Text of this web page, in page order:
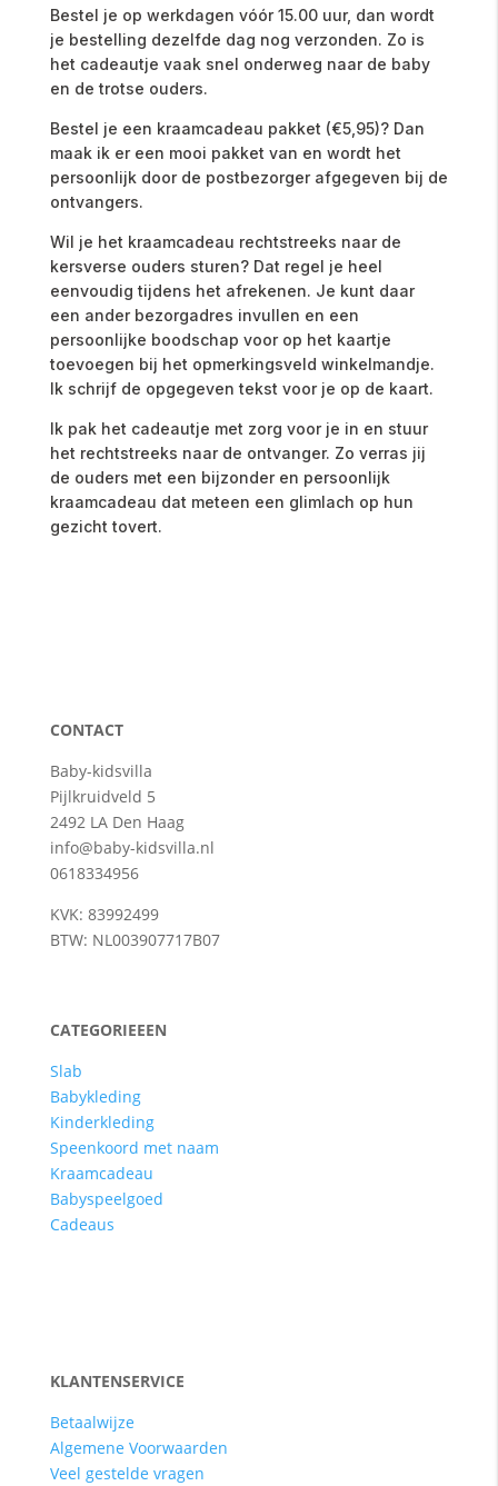
Bestel je op werkdagen vóór15.00 uur, dan wordt
je bestelling dezelfde dag nog verzonden. Zo is
het cadeautje vaak snel onderweg naar de baby
en de trotse ouders.
Bestel je een kraamcadeau pakket (€5,95)? Dan
maak ik er een mooi pakket van en wordt het
persoonlijk door de postbezorger afgegeven bij de
ontvangers.
Wil je het kraamcadeau rechtstreeks naar de
kersverse ouders sturen? Dat regel je heel
eenvoudig tijdens het afrekenen. Je kunt daar
een ander bezorgadres invullen en een
persoonlijke boodschap voor op het kaartje
toevoegen bij het opmerkingsveld winkelmandje.
Ik schrijf de opgegeven tekst voor je op de kaart.
Ik pak het cadeautje met zorg voor je in en stuur
het rechtstreeks naar de ontvanger. Zo verras jij
de ouders met een bijzonder en persoonlijk
kraamcadeau dat meteen een glimlach op hun
gezicht tovert.
CONTACT
Baby-kidsvilla
Pijlkruidveld 5
2492 LA Den Haag
info@baby-kidsvilla.nl
0618334956
KVK: 83992499
BTW: NL003907717B07
CATEGORIEEEN
Slab
Babykleding
Kinderkleding
Speenkoord met naam
Kraamcadeau
Babyspeelgoed
Cadeaus
KLANTENSERVICE
Betaalwijze
Algemene Voorwaarden
Veel gestelde vragen